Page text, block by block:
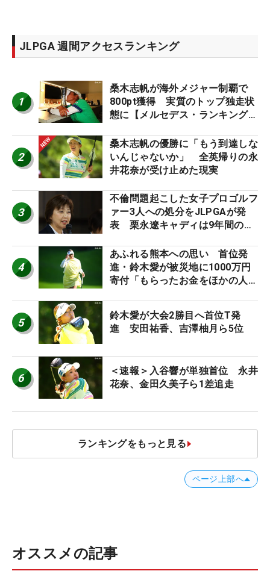
JLPGA 週間アクセスランキング
1
桑木志帆が海外メジャー制覇で
800pt獲得 実質のトップ独走状
態に【メルセデス・ランキング番
2
桑木志帆の優勝に「もう到達しな
いんじゃないか」 全英帰りの永
井花奈が受け止めた現実
3
不倫問題起こした女子プロゴルフ
ァー3人への処分をJLPGAが発
表 栗永遼キャディは9年間の立
4
あふれる熊本への思い 首位発
進・鈴木愛が被災地に1000万円
寄付「もらったお金をほかの人
5
鈴木愛が大会2勝目へ首位T発
進 安田祐香、吉澤柚月ら5位
6
＜速報＞入谷響が単独首位 永井
花奈、金田久美子ら1差追走
ランキングをもっと見る
ページ上部へ
オススメの記事